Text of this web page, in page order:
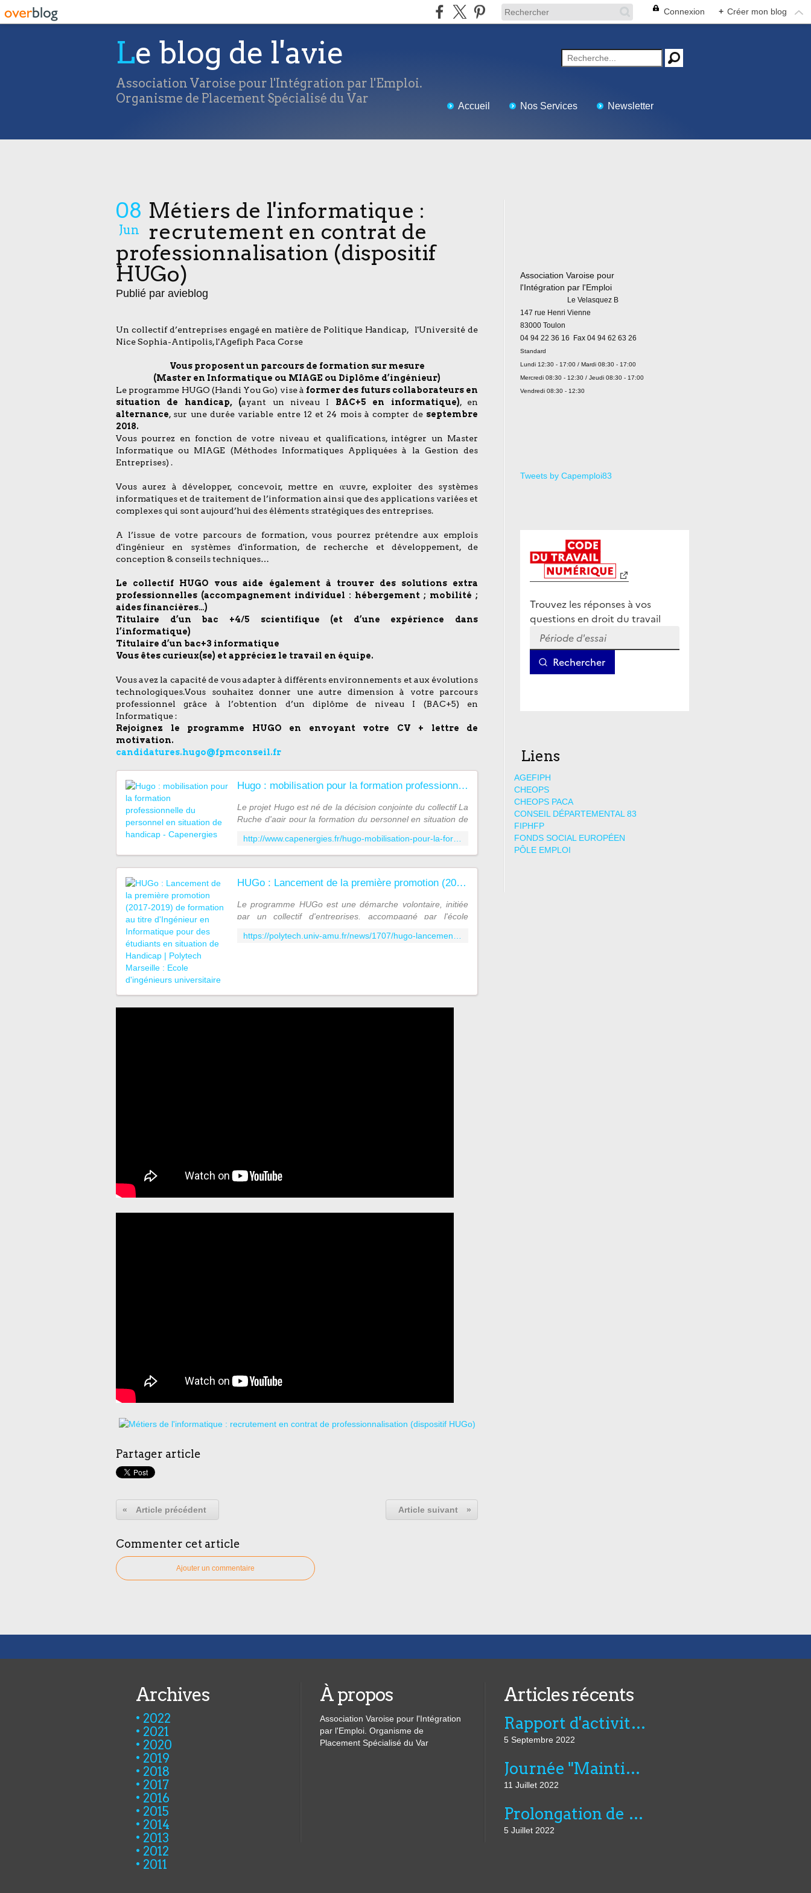
Connexion + Créer mon blog
Le blog de l'avie
Association Varoise pour l'Intégration par l'Emploi.
Organisme de Placement Spécialisé du Var
Accueil Nos Services Newsletter
08
Jun
Métiers de l'informatique :
recrutement en contrat de
professionnalisation (dispositif
HUGo)
Publié par avieblog
Un collectif d’entreprises engagé en matière de Politique Handicap, l'Université de
Nice Sophia-Antipolis, l'Agefiph Paca Corse
Vous proposent un parcours de formation sur mesure
(Master en Informatique ou MIAGE ou Diplôme d’ingénieur)
Le programme HUGO (Handi You Go) vise à former des futurs collaborateurs en
situation de handicap, (ayant un niveau I BAC+5 en informatique), en
alternance, sur une durée variable entre 12 et 24 mois à compter deseptembre
2018.
Vous pourrez en fonction de votre niveau et qualifications, intégrer un Master
Informatique ou MIAGE (Méthodes Informatiques Appliquées à la Gestion des
Entreprises) .
Vous aurez à développer, concevoir, mettre en œuvre, exploiter des systèmes
informatiques et de traitement de l’information ainsi que des applications variées et
complexes qui sont aujourd’hui des éléments stratégiques des entreprises.
A l’issue de votre parcours de formation, vous pourrez prétendre aux emplois
d'ingénieur en systèmes d'information, de recherche et développement, de
conception & conseils techniques…
Le collectif HUGO vous aide également à trouver des solutions extra
professionnelles (accompagnement individuel : hébergement ; mobilité ;
aides financières…)
Titulaire d’un bac +4/5 scientifique (et d’une expérience dans
l’informatique)
Titulaire d’un bac+3 informatique
Vous êtes curieux(se) et appréciez le travail en équipe.
Vous avez la capacité de vous adapter à différents environnements et aux évolutions
technologiques.Vous souhaitez donner une autre dimension à votre parcours
professionnel grâce à l’obtention d’un diplôme de niveau I (BAC+5) en
Informatique :
Rejoignez le programme HUGO en envoyant votre CV + lettre de
motivation.
candidatures.hugo@fpmconseil.fr
Hugo : mobilisation pour la formation professionnelle du personnel en situation de handicap - Capenergies
Le projet Hugo est né de la décision conjointe du collectif La
Ruche d'agir pour la formation du personnel en situation de
d'échang...
HUGo : Lancement de la première promotion (2017-2019) de formation au titre d'Ingénieur en Informatique pour des étudiants en situation de Handicap | Polytech Marseille : Ecole d'ingénieurs universitaire
Le programme HUGo est une démarche volontaire, initiée
par un collectif d'entreprises, accompagné par l'école
situation de handicap aux mé...
Partager article
« Article précédent Article suivant »
Commenter cet article
Ajouter un commentaire
Association Varoise pour
l'Intégration par l'Emploi
Le Velasquez B
147 rue Henri Vienne
83000 Toulon
04 94 22 36 16 Fax 04 94 62 63 26
Standard
Lundi 12:30 - 17:00 / Mardi 08:30 - 17:00
Mercredi 08:30 - 12:30 / Jeudi 08:30 - 17:00
Vendredi 08:30 - 12:30
Tweets by Capemploi83
Liens
AGEFIPH
CHEOPS
CHEOPS PACA
CONSEIL DÉPARTEMENTAL 83
FIPHFP
FONDS SOCIAL EUROPÉEN
PÔLE EMPLOI
Archives
2022
2021
2020
2019
2018
2017
2016
2015
2014
2013
2012
2011
À propos
Association Varoise pour l'Intégration
par l'Emploi. Organisme de
Placement Spécialisé du Var
Articles récents
Rapport d'activité de l'AVIE 2021
5 Septembre 2022
Journée "Maintien dans l’emploi, compensation et innovation technologique" du 07 juillet au CNFTP
11 Juillet 2022
Prolongation de six mois du montant dérogatoire de l'aide unique aux employeurs d'apprentis et de l'aide exceptionnelle...
5 Juillet 2022